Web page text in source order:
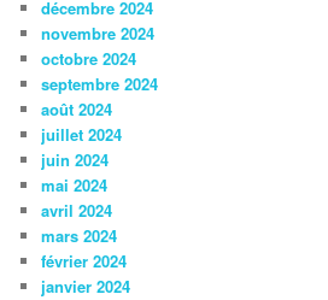
décembre 2024
novembre 2024
octobre 2024
septembre 2024
août 2024
juillet 2024
juin 2024
mai 2024
avril 2024
mars 2024
février 2024
janvier 2024